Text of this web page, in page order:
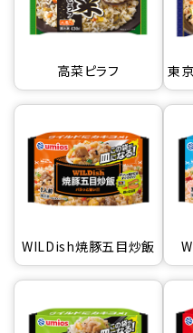
高菜ピラフ 東
WILDish焼豚五目炒飯